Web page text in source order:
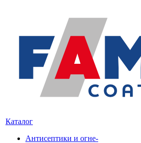
Каталог
Антисептики и огне-